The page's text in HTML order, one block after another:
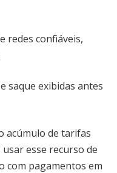
redes confiáveis,
saque exibidas antes
acúmulo de tarifas
esse recurso de
com pagamentos em